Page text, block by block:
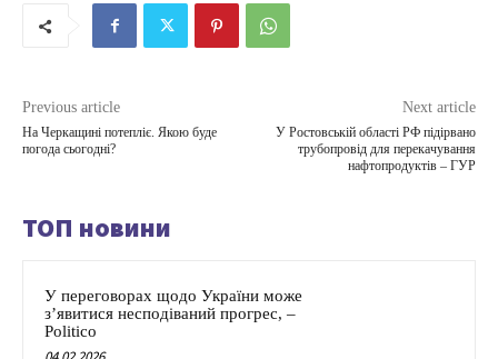
Previous article
На Черкащині потепліє. Якою буде
погода сьогодні?
Next article
У Ростовській області РФ підірвано
трубопровід для перекачування
нафтопродуктів – ГУР
ТОП новини
У переговорах щодо України може
з’явитися несподіваний прогрес, –
Politico